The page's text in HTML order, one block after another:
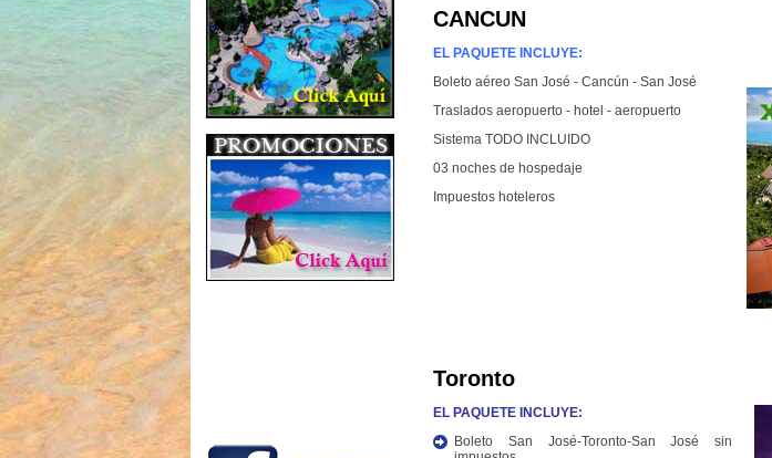
CANCUN
EL PAQUETE INCLUYE:
Boleto aéreo San José - Cancún - San José
Traslados aeropuerto - hotel - aeropuerto
Sistema TODO INCLUIDO
03 noches de hospedaje
Impuestos hoteleros
Toronto
EL PAQUETE INCLUYE:
Boleto San José-Toronto-San José sin